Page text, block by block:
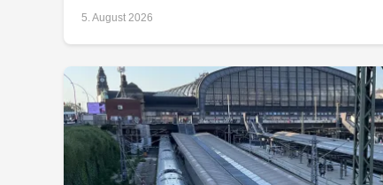
5. August 2026